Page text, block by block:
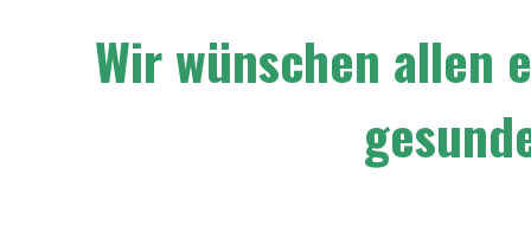
Wir wünschen allen